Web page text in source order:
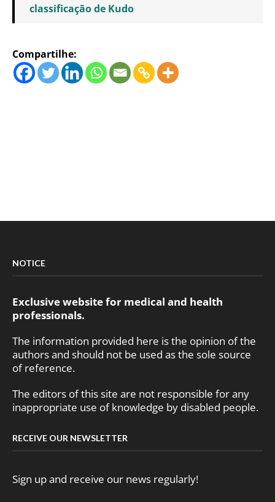
classificação de Kudo
Compartilhe:
NOTICE
Exclusive website for medical and health
professionals.
The information provided here is the opinion of the
authors and should not be used as the sole source
of reference.
The editors of this site are not responsible for any
inappropriate use of knowledge by disabled people.
RECEIVE OUR NEWSLETTER
Sign up and receive our news regularly!